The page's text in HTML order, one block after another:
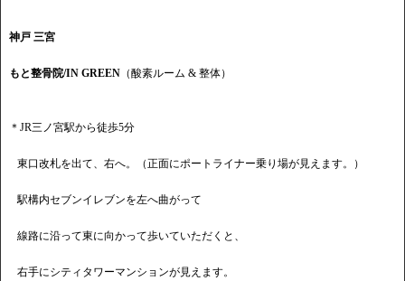
神戸 三宮
もと整骨院/IN GREEN （酸素ルーム & 整体）
＊JR三ノ宮駅から徒歩5分
東口改札を出て、右へ。（正面にポートライナー乗り場が見えます。）
駅構内セブンイレブンを左へ曲がって
線路に沿って東に向かって歩いていただくと、
右手にシティタワーマンションが見えます。